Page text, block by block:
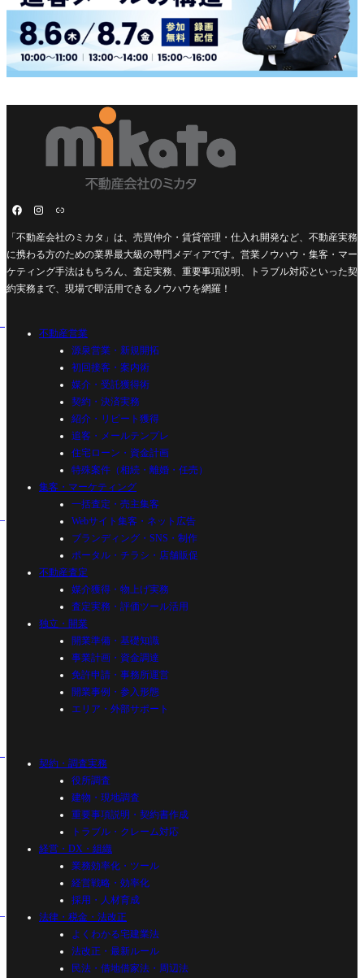
「不動産会社のミカタ」は、売買仲介・賃貸管理・仕入れ開発など、不動産実務
に携わる方のための業界最大級の専門メディアです。営業ノウハウ・集客・マー
ケティング手法はもちろん、査定実務、重要事項説明、トラブル対応といった契
約実務まで、現場で即活用できるノウハウを網羅！
不動産営業
源泉営業・新規開拓
初回接客・案内術
媒介・受託獲得術
契約・決済実務
紹介・リピート獲得
追客・メールテンプレ
住宅ローン・資金計画
特殊案件（相続・離婚・任売）
集客・マーケティング
一括査定・売主集客
Webサイト集客・ネット広告
ブランディング・SNS・制作
ポータル・チラシ・店舗販促
不動産査定
媒介獲得・物上げ実務
査定実務・評価ツール活用
独立・開業
開業準備・基礎知識
事業計画・資金調達
免許申請・事務所運営
開業事例・参入形態
エリア・外部サポート
契約・調査実務
役所調査
建物・現地調査
重要事項説明・契約書作成
トラブル・クレーム対応
経営・DX・組織
業務効率化・ツール
経営戦略・効率化
採用・人材育成
法律・税金・法改正
よくわかる宅建業法
法改正・最新ルール
民法・借地借家法・周辺法